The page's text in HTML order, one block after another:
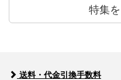
特集
送料・代金引換手数料